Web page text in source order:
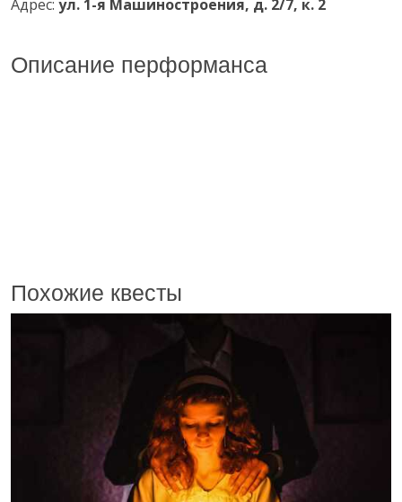
Адрес: ул. 1-я Машиностроения, д. 2/7, к. 2
Описание перформанса
Похожие квесты